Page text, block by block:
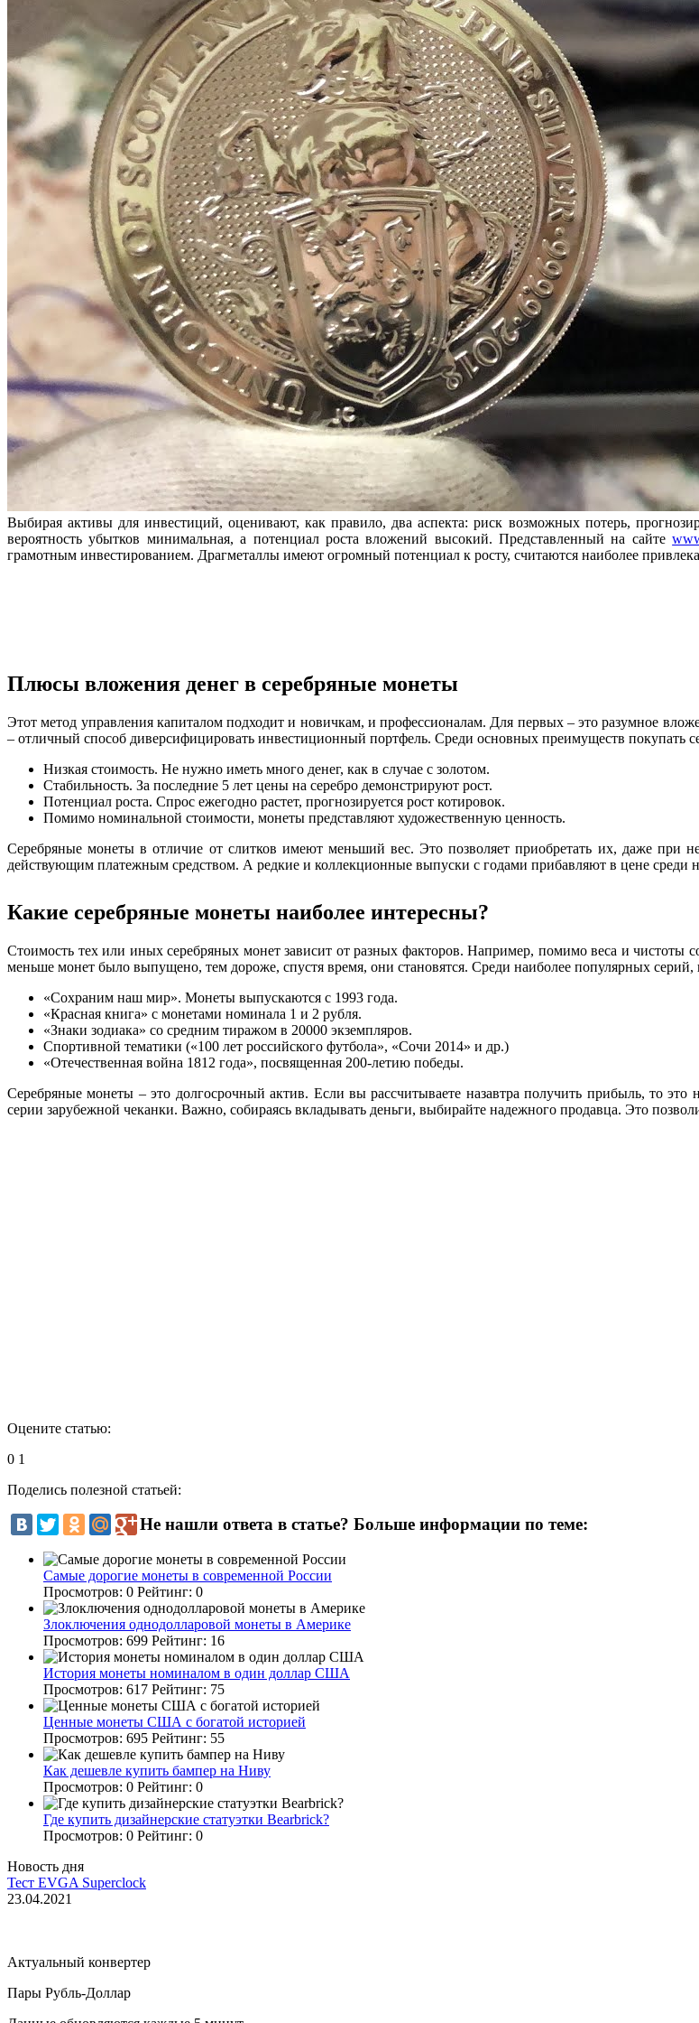
Выбирая активы для инвестиций, оценивают, как правило, два аспекта: риск возможных потерь,
вероятность убытков минимальная, а потенциал роста вложений высокий. Представленный на сайте
грамотным инвестированием. Драгметаллы имеют огромный потенциал к росту, считаются наиболее
Плюсы вложения денег в серебряные монеты
Этот метод управления капиталом подходит и новичкам, и профессионалам. Для первых – это разумное
– отличный способ диверсифицировать инвестиционный портфель. Среди основных преимуществ покупать
Низкая стоимость. Не нужно иметь много денег, как в случае с золотом.
Стабильность. За последние 5 лет цены на серебро демонстрируют рост.
Потенциал роста. Спрос ежегодно растет, прогнозируется рост котировок.
Помимо номинальной стоимости, монеты представляют художественную ценность.
Серебряные монеты в отличие от слитков имеют меньший вес. Это позволяет приобретать их, даже при
действующим платежным средством. А редкие и коллекционные выпуски с годами прибавляют в цене среди
Какие серебряные монеты наиболее интересны?
Стоимость тех или иных серебряных монет зависит от разных факторов. Например, помимо веса и
меньше монет было выпущено, тем дороже, спустя время, они становятся. Среди наиболее популярных
«Сохраним наш мир». Монеты выпускаются с 1993 года.
«Красная книга» с монетами номинала 1 и 2 рубля.
«Знаки зодиака» со средним тиражом в 20000 экземпляров.
Спортивной тематики («100 лет российского футбола», «Сочи 2014» и др.)
«Отечественная война 1812 года», посвященная 200-летию победы.
Серебряные монеты – это долгосрочный актив. Если вы рассчитываете назавтра получить прибыль, то
серии зарубежной чеканки. Важно, собираясь вкладывать деньги, выбирайте надежного продавца. Это
Оцените статью:
0 1
Поделись полезной статьей:
Не нашли ответа в статье? Больше информации по теме:
Самые дорогие монеты в современной России
Просмотров: 0 Рейтинг: 0
Злоключения однодолларовой монеты в Америке
Просмотров: 699 Рейтинг: 16
История монеты номиналом в один доллар США
Просмотров: 617 Рейтинг: 75
Ценные монеты США с богатой историей
Просмотров: 695 Рейтинг: 55
Как дешевле купить бампер на Ниву
Просмотров: 0 Рейтинг: 0
Где купить дизайнерские статуэтки Bearbrick?
Просмотров: 0 Рейтинг: 0
Новость дня
Тест EVGA Superclock
23.04.2021
Актуальный конвертер
Пары Рубль-Доллар